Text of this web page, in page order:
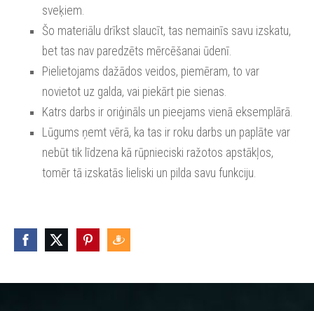
sveķiem.
Šo materiālu drīkst slaucīt, tas nemainīs savu izskatu,
bet tas nav paredzēts mērcēšanai ūdenī.
Pielietojams dažādos veidos, piemēram, to var
novietot uz galda, vai piekārt pie sienas.
Katrs darbs ir oriģināls un pieejams vienā eksemplārā.
Lūgums ņemt vērā, ka tas ir roku darbs un paplāte var
nebūt tik līdzena kā rūpnieciski ražotos apstākļos,
tomēr tā izskatās lieliski un pilda savu funkciju.